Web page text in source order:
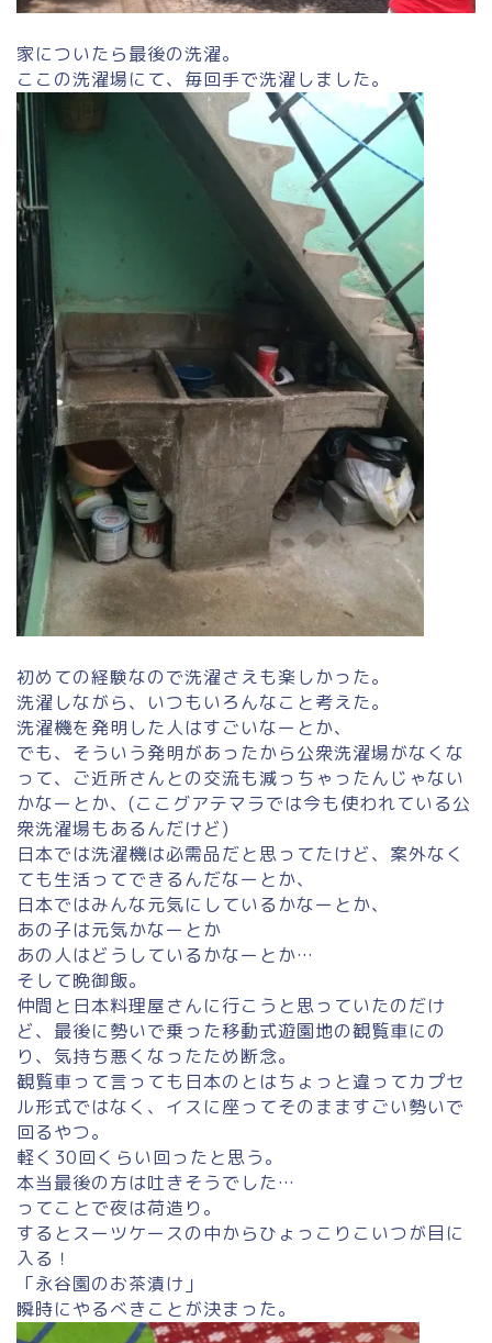
家についたら最後の洗濯。
ここの洗濯場にて、毎回手で洗濯しました。
初めての経験なので洗濯さえも楽しかった。
洗濯しながら、いつもいろんなこと考えた。
洗濯機を発明した人はすごいなーとか、
でも、そういう発明があったから公衆洗濯場がなくな
って、ご近所さんとの交流も減っちゃったんじゃない
かなーとか、(ここグアテマラでは今も使われている公
衆洗濯場もあるんだけど)
日本では洗濯機は必需品だと思ってたけど、案外なく
ても生活ってできるんだなーとか、
日本ではみんな元気にしているかなーとか、
あの子は元気かなーとか
あの人はどうしているかなーとか…
そして晩御飯。
仲間と日本料理屋さんに行こうと思っていたのだけ
ど、最後に勢いで乗った移動式遊園地の観覧車にの
り、気持ち悪くなったため断念。
観覧車って言っても日本のとはちょっと違ってカプセ
ル形式ではなく、イスに座ってそのまますごい勢いで
回るやつ。
軽く30回くらい回ったと思う。
本当最後の方は吐きそうでした…
ってことで夜は荷造り。
するとスーツケースの中からひょっこりこいつが目に
入る！
「永谷園のお茶漬け」
瞬時にやるべきことが決まった。